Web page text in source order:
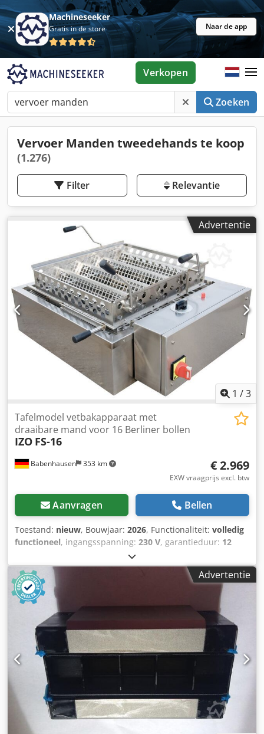
Machineseeker
Gratis in de store Naar de app
Zoeken
Verkopen
Vervoer Manden tweedehands te koop
(1.276)
Filter Relevantie
Advertentie
1 /3
Babenhausen 353 km
Tafelmodel vetbakapparaat met
draaibare mand voor 16 Berliner bollen
IZO FS-16
€ 2.969
EXW vraagprijs excl. btw
Aanvragen Bellen
Toestand: nieuw, Bouwjaar: 2026, Functionaliteit: volledig
functioneel, ingangsspanning: 230 V, garantieduur: 12
210 mm
totale breedte:645 mm, totaalgewicht:50 kg, vermogen:3
kW (4,08 pk)
, Nieuw apparaat 12 maanden garantie
Voordelen: + uitstekende bakkwaliteit met een top prijs-
prestatieverhouding + robuuste, duurzame roestvrijstalen
constructie + incl. 4-rijige draaibare mand voor eenvoudig
omdraaien van Berliner + handmatig instelbare
thermostaat + eenvoudige reiniging & onderhoud Speciaal
toebehoren, tegen meerprijs beschikbaar: - open
dompelmand: + 349,-- € netto Technische gegevens: -
Capaciteit: max. ca. 16 Berliner (productafhankelijk) -
Afmetingen: --- Standvlak: 687 x 645 mm (BxD) Codpfsw Ra
R Asx Agdsrf --- Totaal: 1174 x 645 x 210 mm (BxDxH) -
Vermogen: 3,0 kW - Aansluitwaarden: 230 V - 1Ph - 50Hz -
Nettogewicht: 50 kg
Advertentie